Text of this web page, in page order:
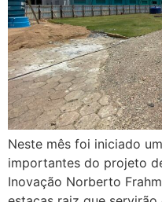
Neste mês foi iniciado
importantes do projeto
Inovação Norberto